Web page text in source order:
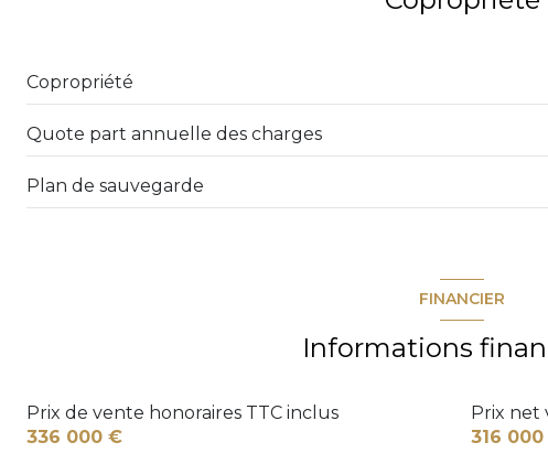
Copropriété
Quote part annuelle des charges
Plan de sauvegarde
FINANCIER
Informations
Prix de vente honoraires TTC inclus
336 000 €
Prix net
316